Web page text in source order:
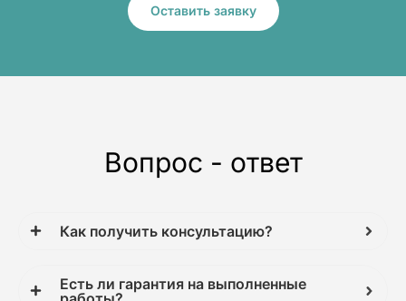
Оставить заявку
Вопрос - ответ
Как получить консультацию?
Есть ли гарантия на выполненные